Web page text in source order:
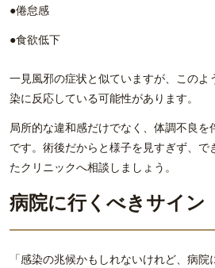
倦怠感
食欲低下
一見風邪の症状と似ていますが、この
染に反応している可能性があります。
局所的な違和感だけでなく、体調不良
です。術後だからと様子を見すぎず、で
たクリニックへ相談しましょう。
病院に行くべきサイン
「感染の兆候かもしれないけれど、病